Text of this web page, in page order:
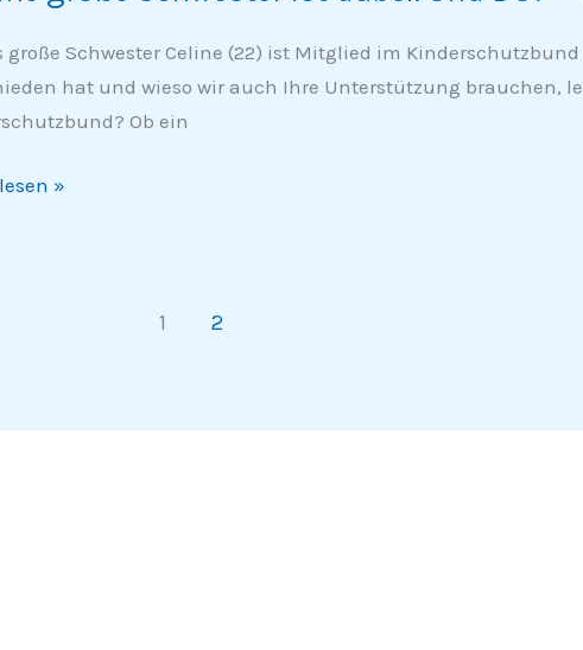
große Schwester Celine (22) ist Mitglied im
hat und wieso wir auch Ihre Unterstützung brauchen,
Ob ein
»
1 2